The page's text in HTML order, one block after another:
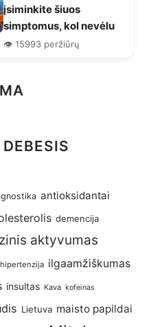
įsiminkite šiuos
simptomus, kol nevėlu
👁️ 15993 peržiūrų
antioksidantai
demencija
aktyvumas
hipertenzija ilgaamžiškumas
insultas Kava kofeinas
Lietuva maisto papildai